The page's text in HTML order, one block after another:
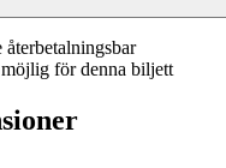
för denna biljett